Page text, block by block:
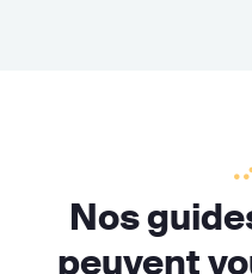
Nos
peuvent